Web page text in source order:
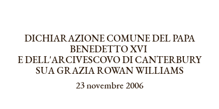
DICHIARAZIONE COMUNE DEL PAPA
BENEDETTO XVI
E DELL'ARCIVESCOVO DI CANTERBURY
SUA GRAZIA ROWAN WILLIAMS
23 novembre 2006